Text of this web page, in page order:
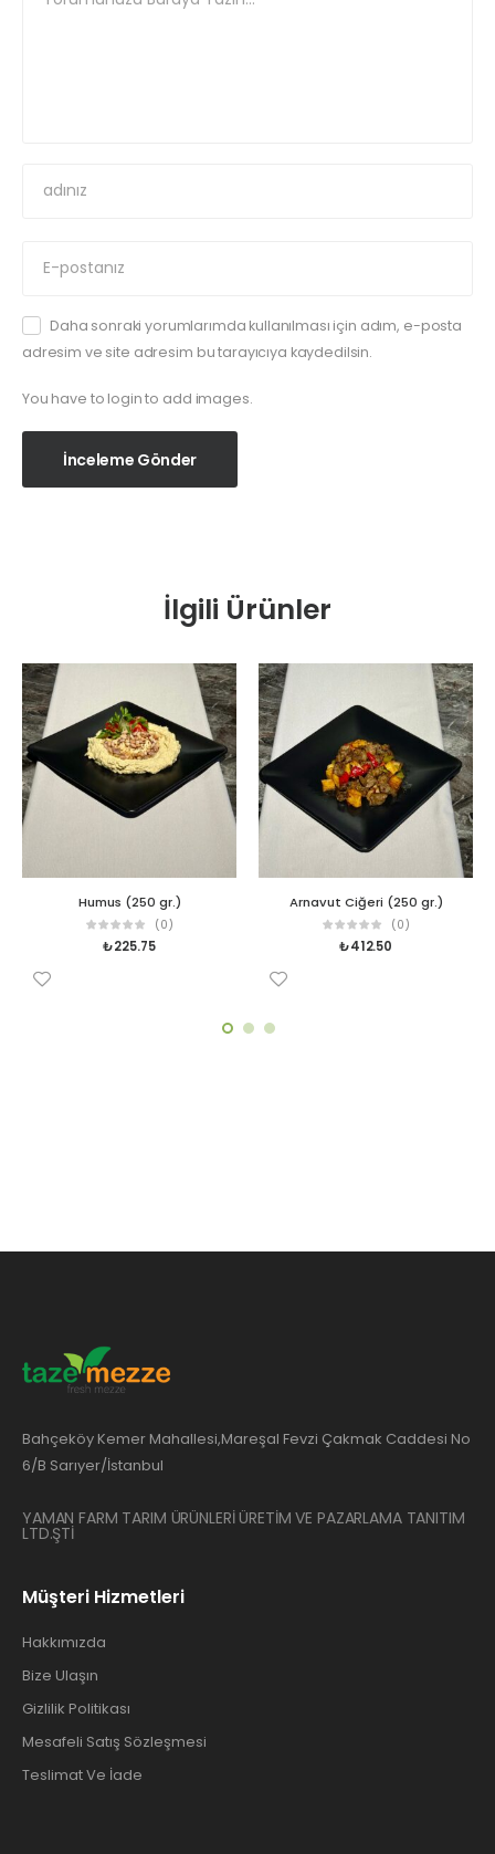
Daha sonraki yorumlarımda kullanılması için adım, e-posta
adresim ve site adresim bu tarayıcıya kaydedilsin.
You have to login to add images.
İnceleme Gönder
İlgili Ürünler
Humus (250 gr.)
(0)
₺225.75
Arnavut Ciğeri (250 gr.)
(0)
₺412.50
Bahçeköy Kemer Mahallesi,Mareşal Fevzi Çakmak Caddesi No
6/B Sarıyer/İstanbul
YAMAN FARM TARIM ÜRÜNLERİ ÜRETİM VE PAZARLAMA TANITIM
LTD.ŞTİ
Müşteri Hizmetleri
Hakkımızda
Bize Ulaşın
Gizlilik Politikası
Mesafeli Satış Sözleşmesi
Teslimat Ve İade